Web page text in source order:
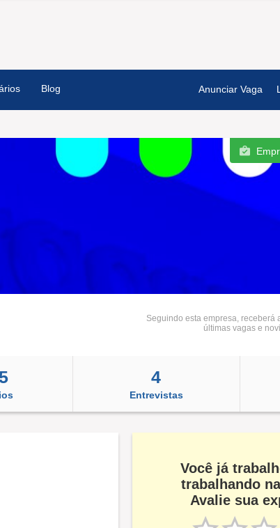
Blog Anunciar Vaga
Seguindo esta empresa, receberá
últimas vagas e
4
Entrevistas
Você já
trabalhando
Avalie sua